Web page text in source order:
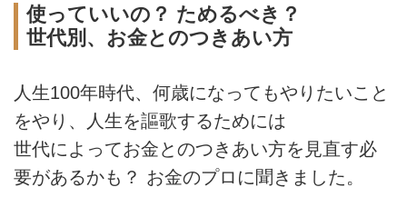
使っていいの？ ためるべき？
世代別、お金とのつきあい方
人生100年時代、何歳になってもやりたいこと
をやり、人生を謳歌するためには
世代によってお金とのつきあい方を見直す必
要があるかも？ お金のプロに聞きました。